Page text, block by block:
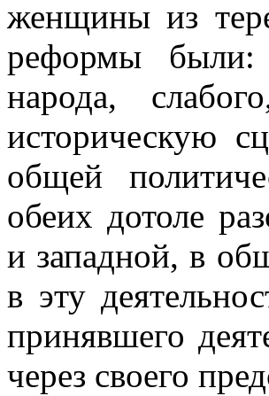
женщины из
реформы были:
народа,
историческую
общей
обеих дотоле
и западной, в
в эту
принявшего
через своего